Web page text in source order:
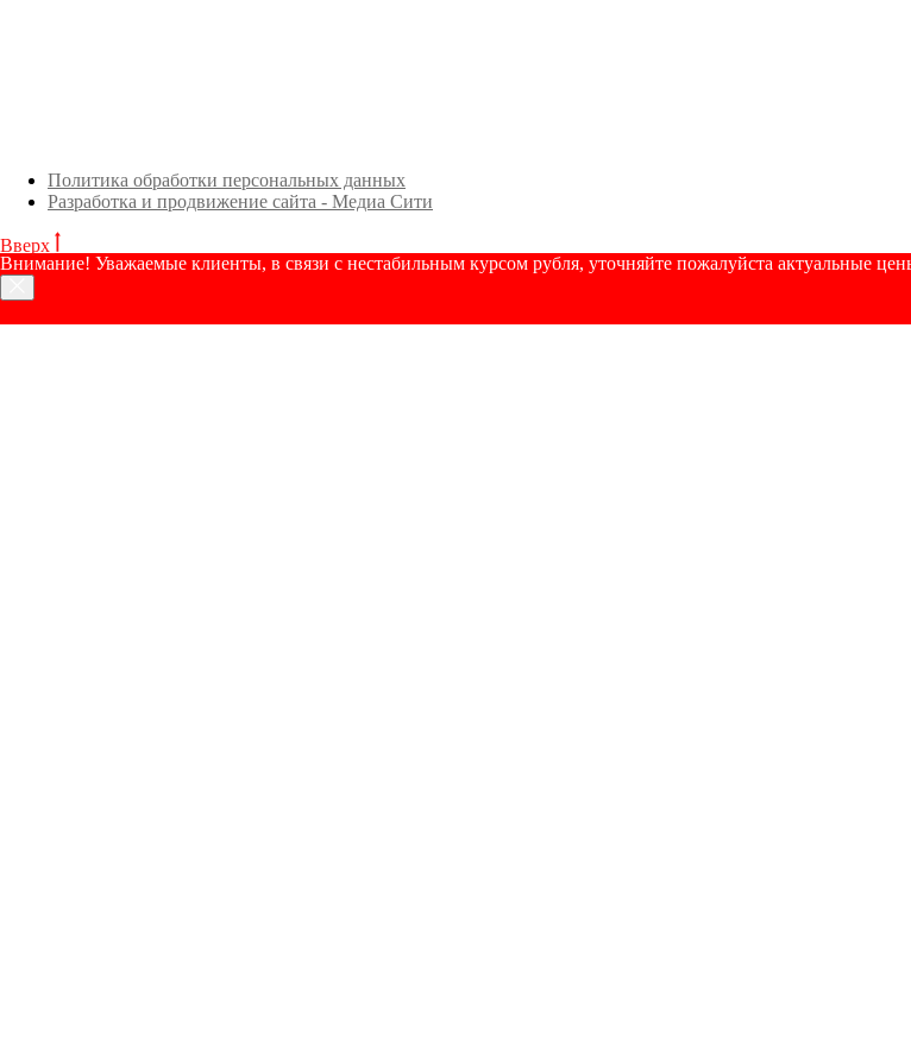
Политика обработки персональных данных
Разработка и продвижение сайта - Медиа Сити
Вверх
Внимание! Уважаемые клиенты, в связи с нестабильным курсом рубля, уточняйте пожалуйста актуальные